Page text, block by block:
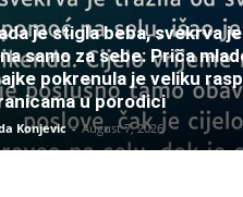
je stigla beba, svekrva
samo za sebe: Priča
pokrenula je veliku
u porodici
Konjevic - August 7, 2026